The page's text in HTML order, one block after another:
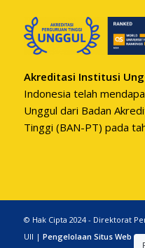
Akreditasi Institusi
Indonesia telah
Unggul dari Badan
Tinggi (BAN-PT) pada
© Hak Cipta 2024 - Direktorat
UII | Pengelolaan Situs Web |